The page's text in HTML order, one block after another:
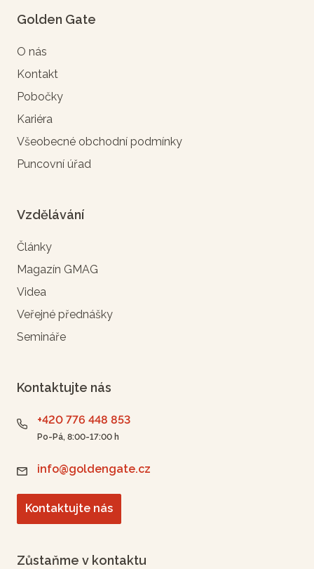
Golden Gate
O nás
Kontakt
Pobočky
Kariéra
Všeobecné obchodní podmínky
Puncovní úřad
Vzdělávání
Články
Magazín GMAG
Videa
Veřejné přednášky
Semináře
Kontaktujte nás
+420 776 448 853
Po-Pá, 8:00-17:00 h
info@goldengate.cz
Kontaktujte nás
Zůstaňme v kontaktu